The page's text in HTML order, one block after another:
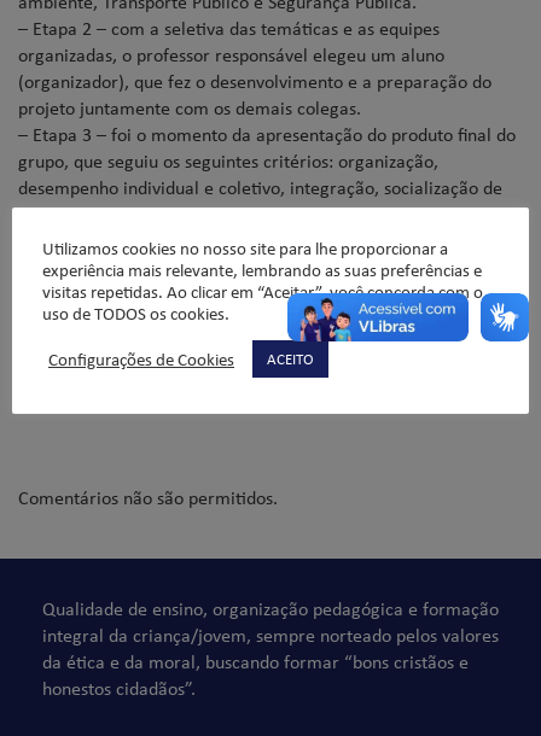
– Etapa 2 – com a seletiva das temáticas e as equipes
organizadas, o professor responsável elegeu um aluno
(organizador), que fez o desenvolvimento e a preparação do
projeto juntamente com os demais colegas.
– Etapa 3 – foi o momento da apresentação do produto final do
grupo, que seguiu os seguintes critérios: organização,
desempenho individual e coletivo, integração, socialização de
ideias, respeito às diferenças, criatividade e qualidade do
produto desenvolvido.
Os professores responsáveis pela disciplina agradecem a
participação de todos os alunos!.
Professores Marquinhos e Valquíria.
Confira aqui as fotos!
Comentários não são permitidos.
Qualidade de ensino, organização pedagógica e formação
integral da criança/jovem, sempre norteado pelos valores
da ética e da moral, buscando formar “bons cristãos e
honestos cidadãos”.
Utilizamos cookies no nosso site para lhe proporcionar a
experiência mais relevante, lembrando as suas preferências e
visitas repetidas. Ao clicar em “Aceitar”, você concorda com o
uso de TODOS os cookies.
Configurações de Cookies
ACEITO